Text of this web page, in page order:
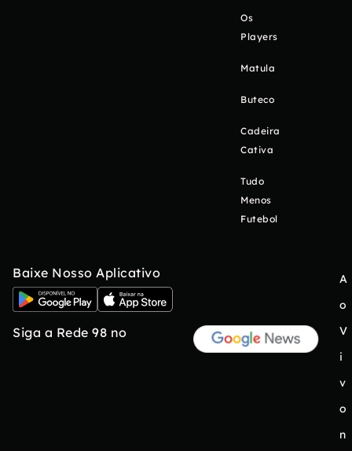
Os
Players
Matula
Buteco
Cadeira
Cativa
Tudo
Menos
Futebol
Baixe Nosso Aplicativo
Siga a Rede 98 no
A
o
V
i
v
o
n